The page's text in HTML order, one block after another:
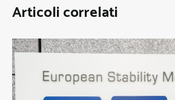
Articoli correlati